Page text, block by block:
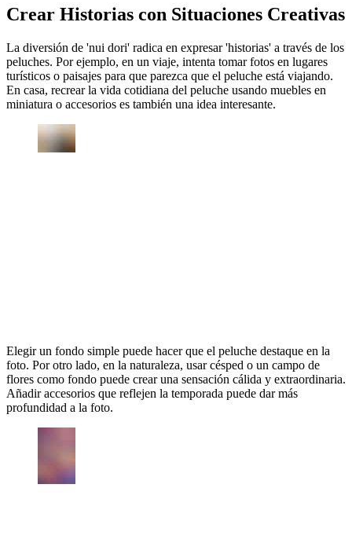
Crear Historias con Situaciones Creativas
La diversión de 'nui dori' radica en expresar 'historias' a través de los
peluches. Por ejemplo, en un viaje, intenta tomar fotos en lugares
turísticos o paisajes para que parezca que el peluche está viajando.
En casa, recrear la vida cotidiana del peluche usando muebles en
miniatura o accesorios es también una idea interesante.
Elegir un fondo simple puede hacer que el peluche destaque en la
foto. Por otro lado, en la naturaleza, usar césped o un campo de
flores como fondo puede crear una sensación cálida y extraordinaria.
Añadir accesorios que reflejen la temporada puede dar más
profundidad a la foto.